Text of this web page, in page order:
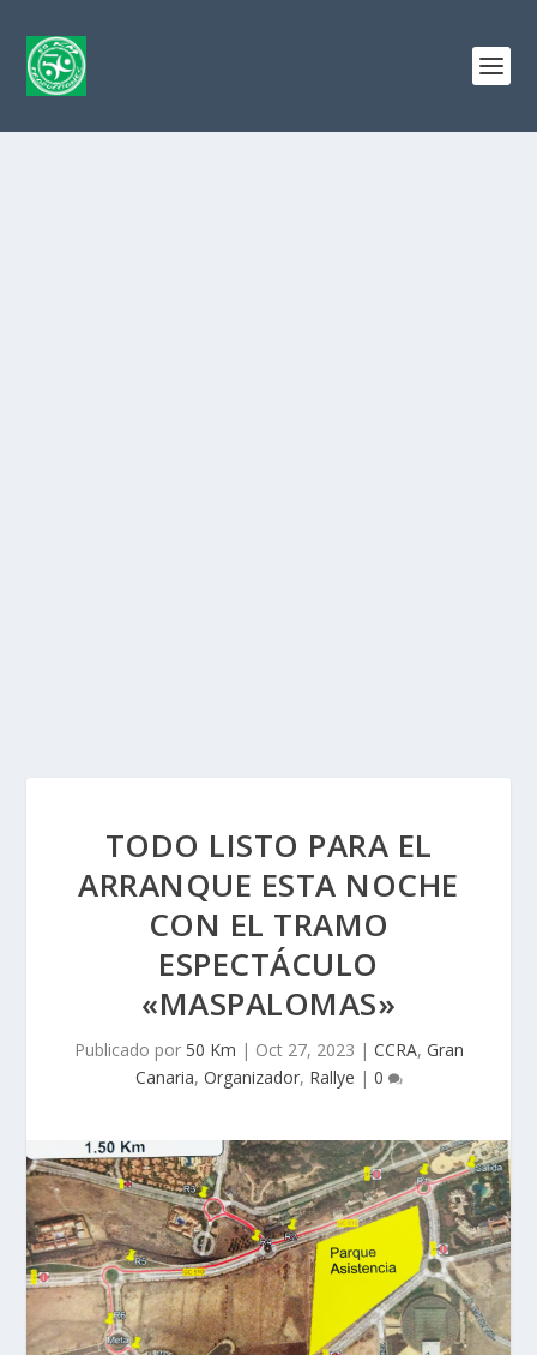
TODO LISTO PARA EL
ARRANQUE ESTA NOCHE
CON EL TRAMO
ESPECTÁCULO
«MASPALOMAS»
Publicado por 50 Km | Oct 27, 2023 | CCRA, Gran
Canaria, Organizador, Rallye | 0